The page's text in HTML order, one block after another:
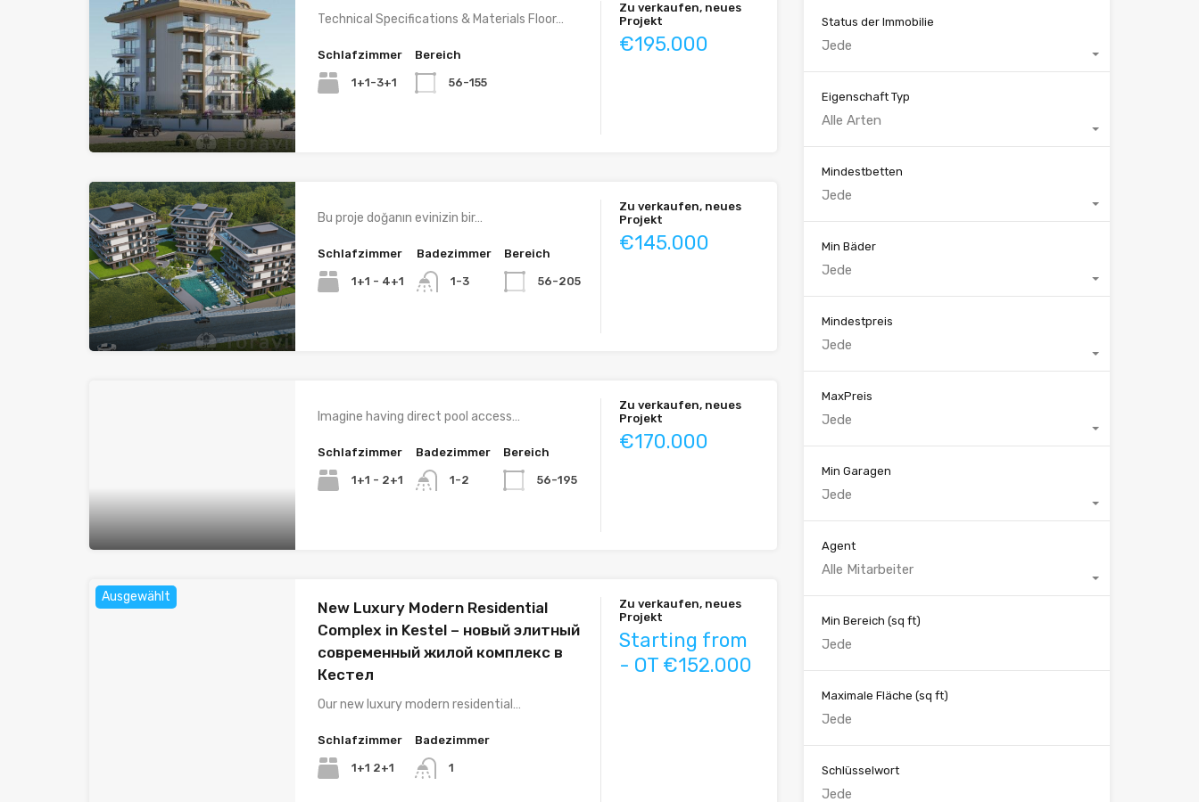
Technical Specifications & Materials Floor…
Schlafzimmer
1+1-3+1
Bereich
56-155
Zu verkaufen, neues
Projekt
€195.000
Bu proje doğanın evinizin bir…
Schlafzimmer
1+1 - 4+1
Badezimmer
1-3
Bereich
56-205
Zu verkaufen, neues
Projekt
€145.000
Imagine having direct pool access…
Schlafzimmer
1+1 - 2+1
Badezimmer
1-2
Bereich
56-195
Zu verkaufen, neues
Projekt
€170.000
Ausgewählt
New Luxury Modern Residential
Complex in Kestel – новый элитный
современный жилой комплекс в
Кестел
Our new luxury modern residential…
Schlafzimmer
1+1 2+1
Badezimmer
1
Zu verkaufen, neues
Projekt
Starting from
- OT €152.000
Status der Immobilie
Jede
Eigenschaft Typ
Alle Arten
Mindestbetten
Jede
Min Bäder
Jede
Mindestpreis
Jede
MaxPreis
Jede
Min Garagen
Jede
Agent
Alle Mitarbeiter
Min Bereich (sq ft)
Maximale Fläche (sq ft)
Schlüsselwort